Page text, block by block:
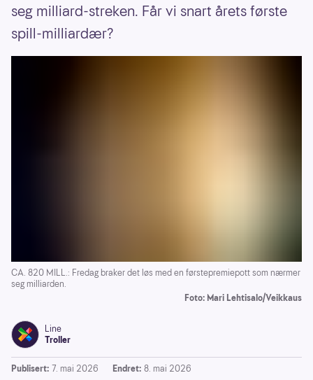
seg milliard-streken. Får vi snart årets første
spill-milliardær?
CA. 820 MILL.: Fredag braker det løs med en førstepremiepott som nærmer
seg milliarden.
Foto: Mari Lehtisalo/Veikkaus
Line
Troller
Publisert: 7. mai 2026 Endret: 8. mai 2026